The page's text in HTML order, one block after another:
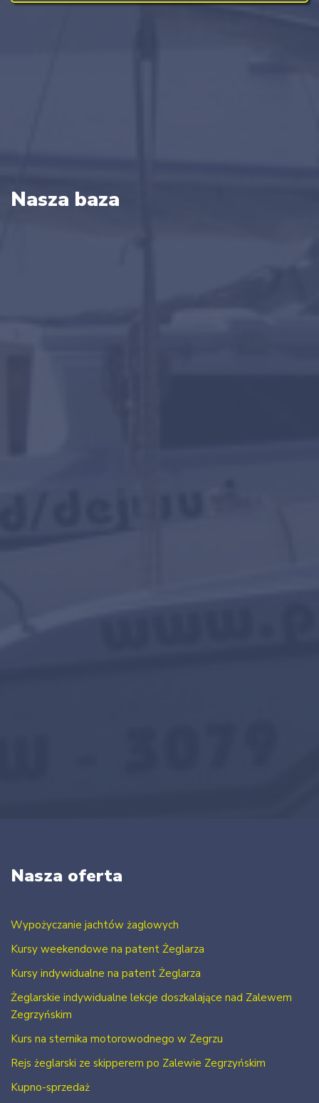
Nasza baza
Nasza oferta
Wypożyczanie jachtów żaglowych
Kursy weekendowe na patent Żeglarza
Kursy indywidualne na patent Żeglarza
Żeglarskie indywidualne lekcje doszkalające nad Zalewem
Zegrzyńskim
Kurs na sternika motorowodnego w Zegrzu
Rejs żeglarski ze skipperem po Zalewie Zegrzyńskim
Kupno-sprzedaż